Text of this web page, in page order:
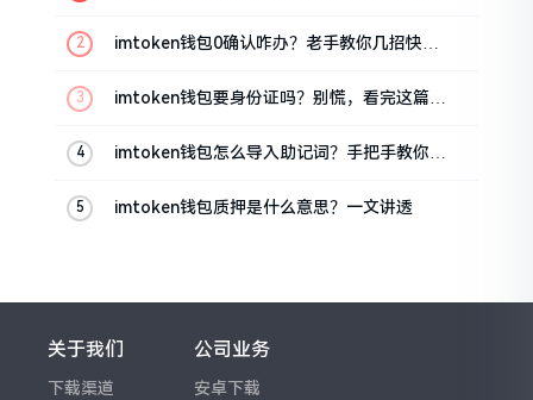
imtoken钱包0确认咋办？老手教你几招快速
imtoken钱包要身份证吗？别慌，看完这篇就
imtoken钱包怎么导入助记词？手把手教你找
imtoken钱包质押是什么意思？一文讲透
关于我们
下载渠道
公司业务
安卓下载